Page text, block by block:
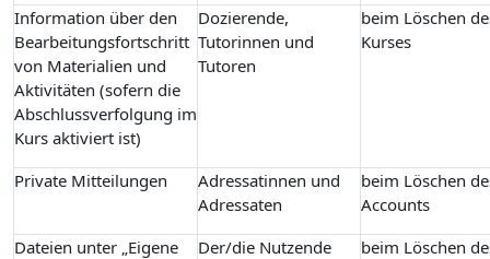
Information über den
Bearbeitungsfortschritt
von Materialien und
Aktivitäten (sofern die
Abschlussverfolgung im
Kurs aktiviert ist)
Dozierende,
Tutorinnen und
Tutoren
beim Löschen
Kurses
Private Mitteilungen
Adressatinnen und
Adressaten
beim Löschen
Accounts
Dateien unter „Eigene
Der/die Nutzende
beim Löschen